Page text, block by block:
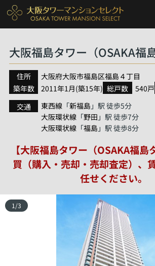
大阪福島タワー（OSAKA福
住所 大阪府大阪市福島区福島４丁目
築年数
2011年1月(築15年) 総戸数 540戸
交通 東西線 「新福島」駅 徒歩5分
大阪環状線 「野田 」駅 徒歩7分
大阪環状線 「福島」駅 徒歩8分
【大阪福島タワー（OSAKA福
買（購入・売却・売却査定）、
任せください。
1 /3